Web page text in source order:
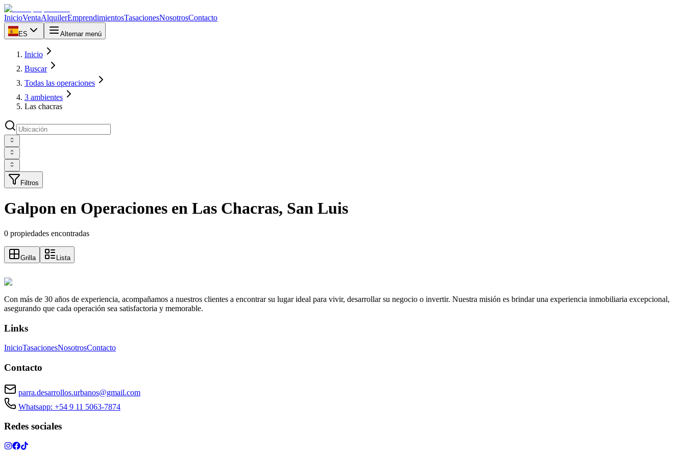
InicioVentaAlquilerEmprendimientosTasacionesNosotrosContacto
ES Alternar menú
Inicio
Buscar
Todas las operaciones
3 ambientes
Las chacras
Filtros
Galpon en Operaciones en Las Chacras, San Luis
0 propiedades encontradas
Grilla Lista
Con más de 30 años de experiencia, acompañamos a nuestros clientes a encontrar su lugar ideal para vivir, desarrollar su negocio o invertir. Nuestra misión es brindar una experiencia inmobiliaria excepcional,
asegurando que cada operación sea satisfactoria y memorable.
Links
InicioTasacionesNosotrosContacto
Contacto
parra.desarrollos.urbanos@gmail.com
Whatsapp: +54 9 11 5063-7874
Redes sociales